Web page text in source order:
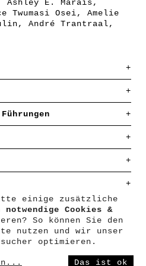
Ashley E. Marais,
Twumasi Osei, Amelie
André Trantraal,
Uhr
mittwochs um
und sonntags um 15 Uhr
ist nicht
zur Ausstellung
Kalender oder in
Samstag im Monat
Museen und zum
bis 18 Jahre haben
Grosch, Chido
Stephanie Endter,
Kluck, Audrey
Joëlle Épeé
einige zusätzliche
notwendige Cookies &
So können Sie den
nutzen und wir unser
optimieren.
... Das ist ok